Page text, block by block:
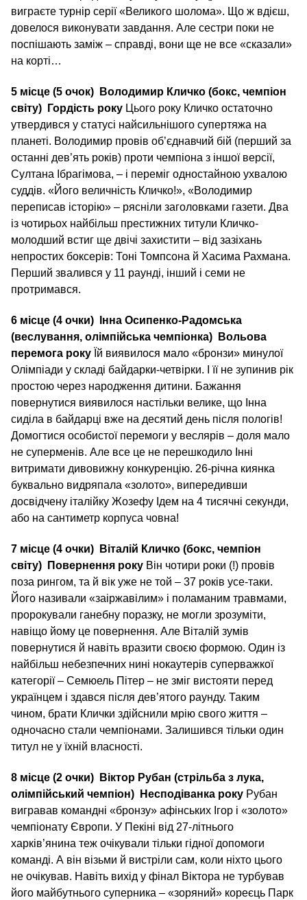
виграєте турнір серії «Великого шолома». Що ж вдієш,
довелося виконувати завдання. Але сестри поки не
поспішають заміж – справді, вони ще не все «сказали»
на корті…
5 місце (5 очок)
Володимир Кличко (бокс, чемпіон
світу)
Гордість року Цього року Кличко остаточно
утвердився у статусі найсильнішого супертяжа на
планеті. Володимир провів об’єднавчий бій (перший за
останні дев’ять років) проти чемпіона з іншої версії,
Султана Ібрагімова, – і переміг одностайною ухвалою
суддів. «Його величність Кличко!», «Володимир
переписав історію» – рясніли заголовками газети. Два
із чотирьох найбільш престижних титули Кличко-
молодший встиг ще двічі захистити – від зазіхань
непростих боксерів: Тоні Томпсона й Хасима Рахмана.
Перший звалився у 11 раунді, інший і семи не
протримався.
6 місце (4 очки)
Інна Осипенко-Радомська
(веслування, олімпійська чемпіонка)
Вольова
перемога року Їй виявилося мало «бронзи» минулої
Олімпіади у складі байдарки-четвірки. І її не зупинив рік
простою через народження дитини. Бажання
повернутися виявилося настільки велике, що Інна
сиділа в байдарці вже на десятий день після пологів!
Домогтися особистої перемоги у веслярів – доля мало
не суперменів. Але все це не перешкодило Інні
витримати дивовижну конкуренцію. 26-річна киянка
буквально видряпала «золото», випередивши
досвідчену італійку Жозефу Ідем на 4 тисячні секунди,
або на сантиметр корпуса човна!
7 місце (4 очки)
Віталій Кличко (бокс, чемпіон
світу)
Повернення року Він чотири роки (!) провів
поза рингом, та й вік уже не той – 37 років усе-таки.
Його називали «заіржавілим» і поламаним травмами,
пророкували ганебну поразку, не могли зрозуміти,
навіщо йому це повернення. Але Віталій зумів
повернутися й навіть вразити своєю формою. Один із
найбільш небезпечних нині нокаутерів суперважкої
категорії – Семюель Пітер – не зміг вистояти перед
українцем і здався після дев’ятого раунду. Таким
чином, брати Клички здійснили мрію свого життя –
одночасно стали чемпіонами. Залишився тільки один
титул не у їхній власності.
8 місце (2 очки)
Віктор Рубан (стрільба з лука,
олімпійський чемпіон)
Несподіванка року Рубан
вигравав командні «бронзу» афінських Ігор і «золото»
чемпіонату Європи. У Пекіні від 27-літнього
харків’янина теж очікували тільки гідної допомоги
команді. А він візьми й вистріли сам, коли ніхто цього
не очікував. Навіть вихід у фінал Віктора не турбував
його майбутнього суперника – «зоряний» кореєць Парк